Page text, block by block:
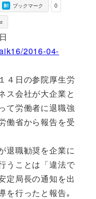
0
ブックマーク
2016-04-
４日の参院厚生労
ス会社が大企業と
て労働者に退職強
働省から報告を受
退職勧奨を企業に
うことは「違法で
定局長の通知を出
を行ったと報告｡